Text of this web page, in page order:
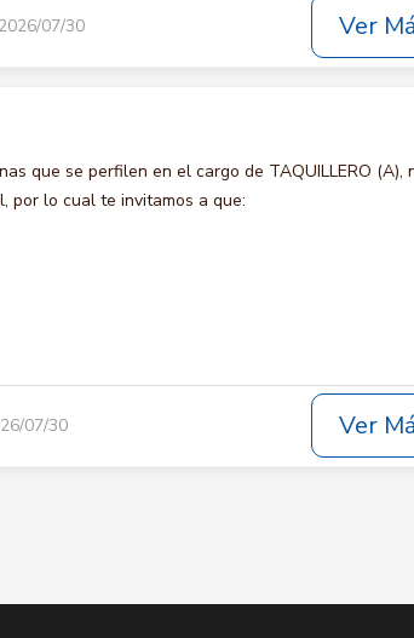
2026/07/30 Ver
que se perfilen en el cargo de TAQUILLERO (A),
por lo cual te invitamos a que:
07/30 Ver